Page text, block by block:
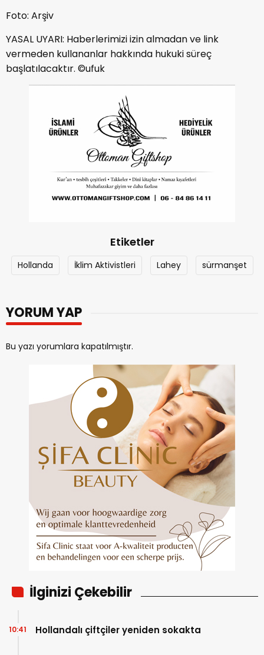
Foto: Arşiv
YASAL UYARI: Haberlerimizi izin almadan ve link
vermeden kullananlar hakkında hukuki süreç
başlatılacaktır. ©ufuk
Etiketler
Hollanda İklim Aktivistleri Lahey sürmanşet
YORUM YAP
Bu yazı yorumlara kapatılmıştır.
İlginizi Çekebilir
Hollandalı çiftçiler yeniden sokakta
10:41